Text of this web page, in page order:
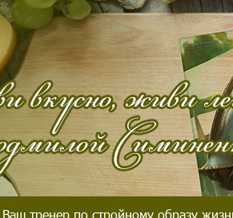
Ваш тренер по стройному образу